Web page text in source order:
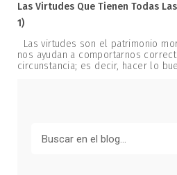
Las Virtudes Que Tienen Todas
1)
Las virtudes son el patrimonio
nos ayudan a comportarnos
circunstancia; es decir, hacer lo